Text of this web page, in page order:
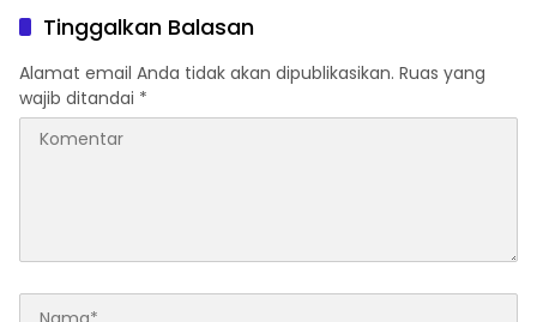
Bermasalah
Tinggalkan Balasan
Alamat email Anda tidak akan dipublikasikan. Ruas yang
wajib ditandai *